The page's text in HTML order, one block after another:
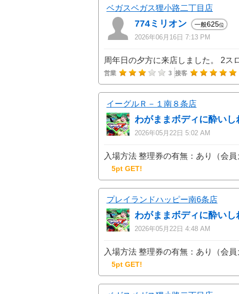
ベガスベガス狸小路二丁目店
774ミリオン 一般625位
2026年06月16日 7:13 PM
周年日の夕方に来店しました。 2ス
営業 3 接客
イーグルＲ－１南８条店
わがままボディに酔いし
2026年05月22日 5:02 AM
入場方法 整理券の有無：あり（会
5pt GET!
プレイランドハッピー南6条店
わがままボディに酔いし
2026年05月22日 4:48 AM
入場方法 整理券の有無：あり（会
5pt GET!